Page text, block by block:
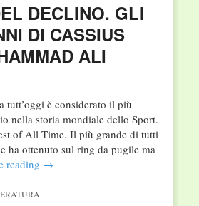
DECLINO. GLI
DI CASSIUS
ALI
tutt’oggi è considerato il più
nella storia mondiale dello Sport.
of All Time. Il più grande di tutti
ha ottenuto sul ring da pugile ma
reading →